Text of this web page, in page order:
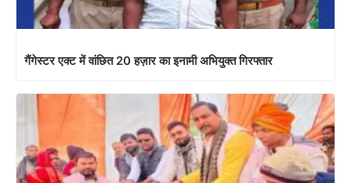
गैंगेस्टर एक्ट में वांछित 20 हज़ार का इनामी अभियुक्त गिरफ्तार